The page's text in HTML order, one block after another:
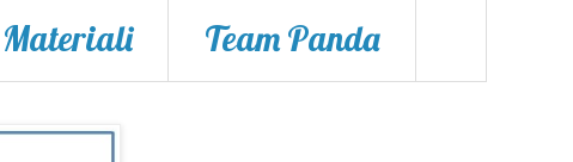
Materiali Team Panda